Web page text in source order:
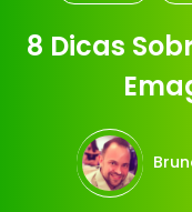
8 Dicas